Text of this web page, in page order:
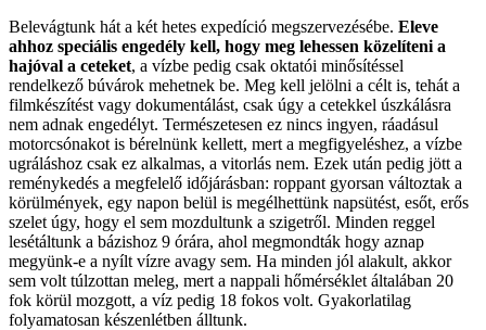
Belevágtunk hát a két hetes expedíció megszervezésébe. Eleve
ahhoz speciális engedély kell, hogy meg lehessen közelíteni a
hajóval a ceteket, a vízbe pedig csak oktatói minősítéssel
rendelkező búvárok mehetnek be. Meg kell jelölni a célt is, tehát a
filmkészítést vagy dokumentálást, csak úgy a cetekkel úszkálásra
nem adnak engedélyt. Természetesen ez nincs ingyen, ráadásul
motorcsónakot is bérelnünk kellett, mert a megfigyeléshez, a vízbe
ugráláshoz csak ez alkalmas, a vitorlás nem. Ezek után pedig jött a
reménykedés a megfelelő időjárásban: roppant gyorsan változtak a
körülmények, egy napon belül is megélhettünk napsütést, esőt, erős
szelet úgy, hogy el sem mozdultunk a szigetről. Minden reggel
lesétáltunk a bázishoz 9 órára, ahol megmondták hogy aznap
megyünk-e a nyílt vízre avagy sem. Ha minden jól alakult, akkor
sem volt túlzottan meleg, mert a nappali hőmérséklet általában 20
fok körül mozgott, a víz pedig 18 fokos volt. Gyakorlatilag
folyamatosan készenlétben álltunk.